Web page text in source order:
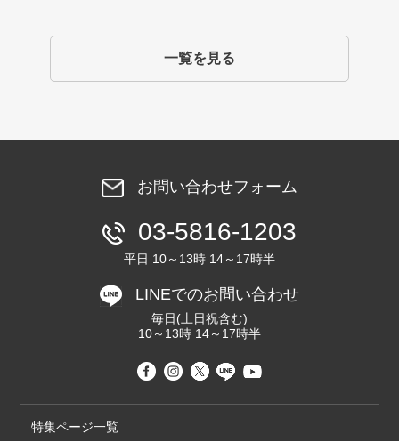
一覧を見る
お問い合わせフォーム
03-5816-1203
平日 10～13時 14～17時半
LINEでのお問い合わせ
毎日(土日祝含む)
10～13時 14～17時半
特集ページ一覧